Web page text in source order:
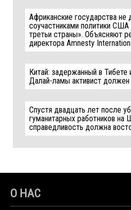
Африканские государства не
соучастниками политики
третьи страны». Объясняют
директора Amnesty
Китай: задержанный в Тибете
Далай-ламы активист
Спустя двадцать лет после
гуманитарных работников на
справедливость должна
О НАС